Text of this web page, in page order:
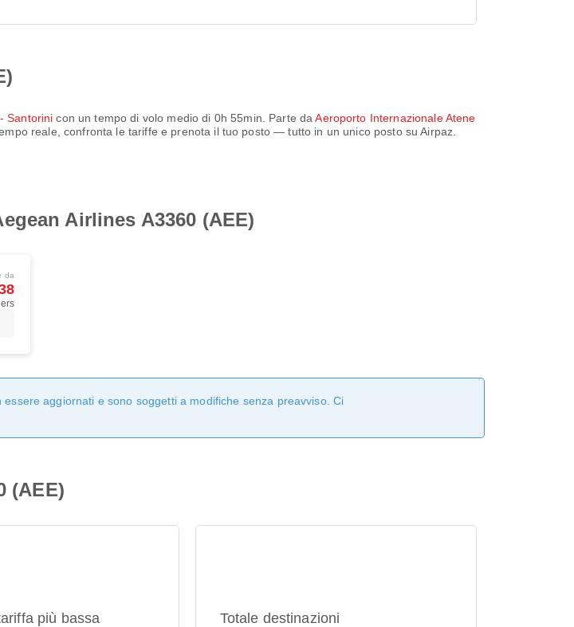
Santorini con un tempo di volo medio di 0h 55min . Parte daAeroporto Internazionale Atene
reale, confronta le tariffe e prenota il tuo posto — tutto in un unico posto su Airpaz.
Airlines A3360 (AEE)
da
aggiornati e sono soggetti a modifiche senza preavviso. Ci
(AEE)
più bassa Totale destinazioni